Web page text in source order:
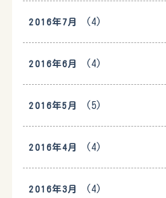
2016年7月 (4)
2016年6月 (4)
2016年5月 (5)
2016年4月 (4)
2016年3月 (4)